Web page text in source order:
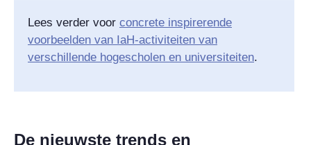
Lees verder voor concrete inspirerende
voorbeelden van IaH-activiteiten van
verschillende hogescholen en universiteiten.
De nieuwste trends en